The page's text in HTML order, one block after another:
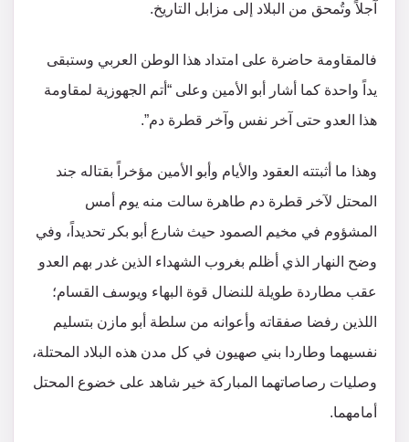
آجلاً وتُمحق من البلاد إلى مزابل التاريخ.
فالمقاومة حاضرة على امتداد هذا الوطن العربي وستبقى
يداً واحدة كما أشار أبو الأمين وعلى “أتم الجهوزية لمقاومة
هذا العدو حتى آخر نفس وآخر قطرة دم”.
وهذا ما أثبتته العقود والأيام وأبو الأمين مؤخراً بقتاله جند
المحتل لآخر قطرة دم طاهرة سالت منه يوم أمس
المشؤوم في مخيم الصمود حيث شارع أبو بكر تحديداً، وفي
وضح النهار الذي أظلم بغروب الشهداء الذين غدر بهم العدو
عقب مطاردة طويلة للنضال قوة البهاء ويوسف القسام؛
اللذين رفضا صفقاته وأعوانه من سلطة أبو مازن بتسليم
نفسيهما وطاردا بني صهيون في كل مدن هذه البلاد المحتلة،
وصليات رصاصاتهما المباركة خير شاهد على خضوع المحتل
أمامهما.